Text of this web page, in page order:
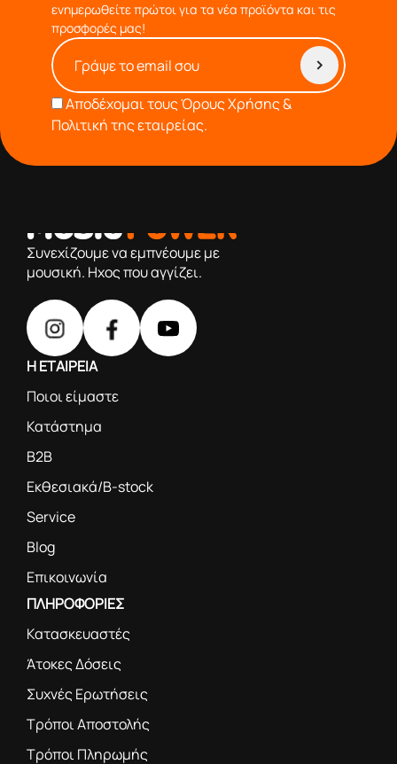
ενημερωθείτε πρώτοι για τα νέα προϊόντα και τις
προσφορές μας!
Αποδέχομαι τουςΌρους Χρήσης &
Πολιτική της εταιρείας.
Συνεχίζουμε να εμπνέουμε με
μουσική. Ηχος που αγγίζει.
Η ΕΤΑΙΡΕΙΑ
Ποιοι είμαστε
Κατάστημα
B2B
Εκθεσιακά/B-stock
Service
Blog
Επικοινωνία
ΠΛΗΡΟΦΟΡΙΕΣ
Κατασκευαστές
Άτοκες Δόσεις
Συχνές Ερωτήσεις
Τρόποι Αποστολής
Τρόποι Πληρωμής